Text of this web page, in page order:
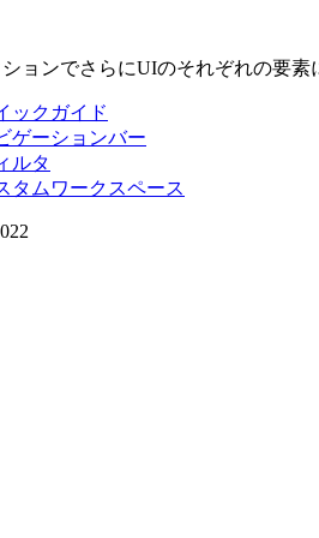
ョンでさらにUIのそれぞれの要素
ックガイド
ゲーションバー
ルタ
タムワークスペース